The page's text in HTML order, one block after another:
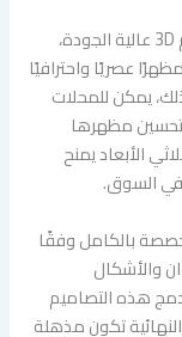
أيضًا، تتميز شركة معادن الإمارات بتقديم تصاميم 3D عالية الجودة،
عصريًا واحترافيًا
يمكن للمحلات
مظهرها
الأبعاد يمنح
في السوق.
بالكامل وفقًا
والأشكال
دمج هذه التصاميم
تكون مذهلة